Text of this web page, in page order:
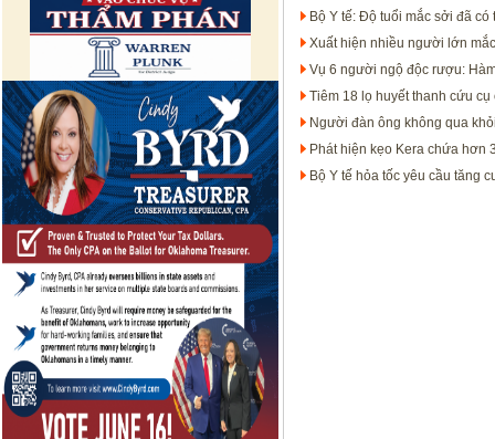
Bộ Y tế: Độ tuổi mắc sởi đã
Xuất hiện nhiều người lớn
Vụ 6 người ngộ độc rượu:
Tiêm 18 lọ huyết thanh cứu
Người đàn ông không qua
Phát hiện kẹo Kera chứa hơn
Bộ Y tế hỏa tốc yêu cầu tăng